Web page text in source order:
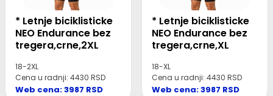
* Letnje biciklisticke
NEO Endurance bez
tregera,crne,2XL
18-2XL
Cena u radnji: 4430 RSD
Web cena: 3987 RSD
* Letnje biciklisticke
NEO Endurance bez
tregera,crne,XL
18-XL
Cena u radnji: 4430 RSD
Web cena: 3987 RSD